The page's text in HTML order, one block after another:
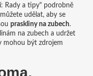
Rady a tipy" podrobně
udělat, aby se
praskliny na zubech.
na zubech a udržet
mohou být zdrojem